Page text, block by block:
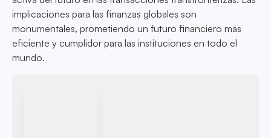
implicaciones para las finanzas globales son
monumentales, prometiendo un futuro financiero más
eficiente y cumplidor para las instituciones en todo el
mundo.